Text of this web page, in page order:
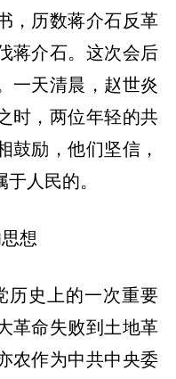
，历数蒋介石反革
蒋介石。这次会后
一天清晨，赵世炎
时，两位年轻的共
鼓励，他们坚信，
人民的。
想
历史上的一次重要
革命失败到土地革
农作为中共中央委